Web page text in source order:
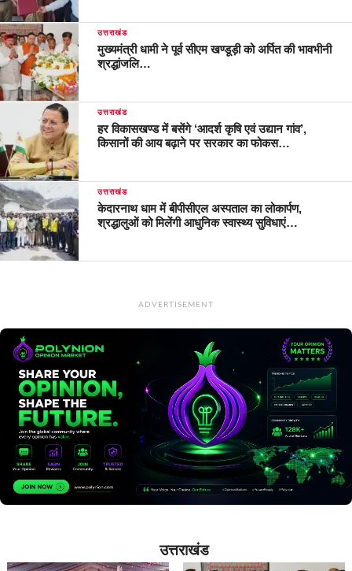
उत्तराखंड
मुख्यमंत्री धामी ने पूर्व सीएम खण्डूड़ी को अर्पित की भावभीनी
श्रद्धांजलि…
उत्तराखंड
हर विकासखण्ड में बसेंगे ‘आदर्श कृषि एवं उद्यान गांव’,
किसानों की आय बढ़ाने पर सरकार का फोकस…
उत्तराखंड
केदारनाथ धाम में बीपीसीएल अस्पताल का लोकार्पण,
श्रद्धालुओं को मिलेंगी आधुनिक स्वास्थ्य सुविधाएं…
ADVERTISEMENT
उत्तराखंड